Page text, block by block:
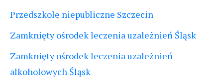
Przedszkole niepubliczne Szczecin
Zamknięty ośrodek leczenia uzależnień Śląsk
Zamknięty ośrodek leczenia uzależnień
alkoholowych Śląsk